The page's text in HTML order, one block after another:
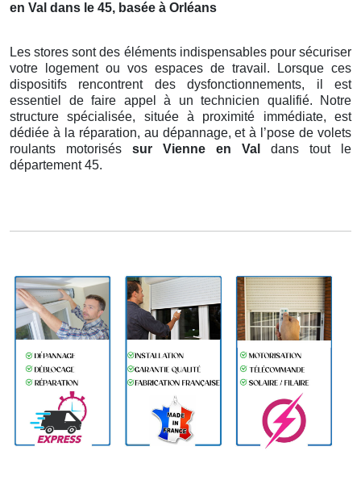
en Val dans le 45, basée à Orléans
Les stores sont des éléments indispensables pour sécuriser
votre logement ou vos espaces de travail. Lorsque ces
dispositifs rencontrent des dysfonctionnements, il est
essentiel de faire appel à un technicien qualifié. Notre
structure spécialisée, située à proximité immédiate, est
dédiée à la réparation, au dépannage, et à l’pose de volets
roulants motorisés sur Vienne en Val dans tout le
département 45.